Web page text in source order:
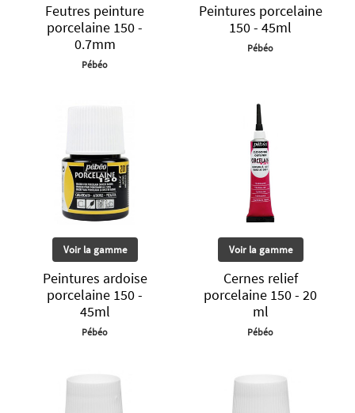
Feutres peinture
porcelaine 150 -
0.7mm
Pébéo
Peintures porcelaine
150 - 45ml
Pébéo
Voir la gamme
Peintures ardoise
porcelaine 150 -
45ml
Pébéo
Voir la gamme
Cernes relief
porcelaine 150 - 20
ml
Pébéo